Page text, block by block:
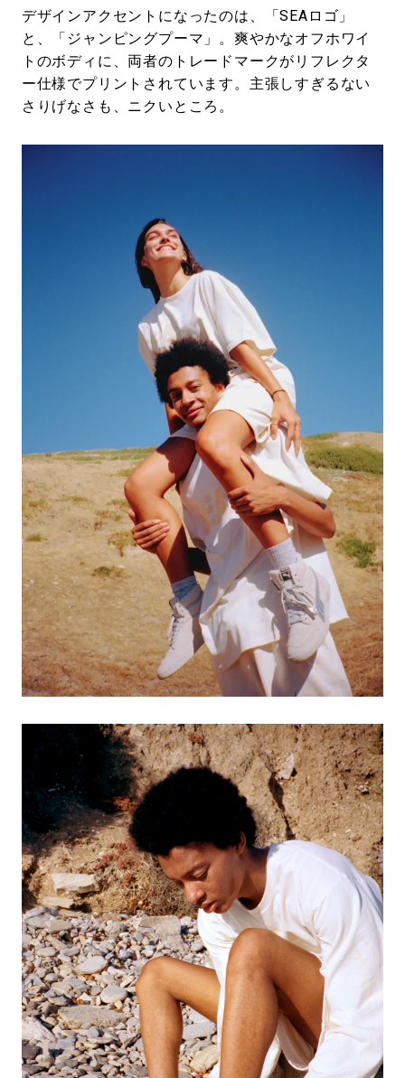
デザインアクセントになったのは、「SEAロゴ」
と、「ジャンピングプーマ」。爽やかなオフホワイ
トのボディに、両者のトレードマークがリフレクタ
ー仕様でプリントされています。主張しすぎるない
さりげなさも、ニクいところ。